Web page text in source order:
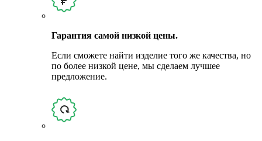
Гарантия самой низкой цены.
Если сможете найти изделие того же качества, но
по более низкой цене, мы сделаем лучшее
предложение.